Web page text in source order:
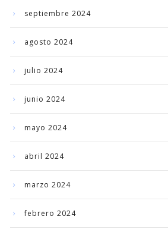
septiembre 2024
agosto 2024
julio 2024
junio 2024
mayo 2024
abril 2024
marzo 2024
febrero 2024